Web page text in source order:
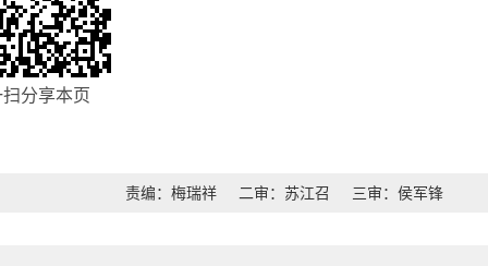
分享本页
责编：梅瑞祥 二审：苏江召 三审：侯军锋